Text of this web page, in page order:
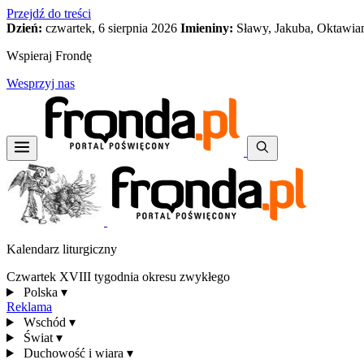
Przejdź do treści
Dzień: czwartek, 6 sierpnia 2026 Imieniny: Sławy, Jakuba,
Wspieraj Frondę
Wesprzyj nas
Kalendarz liturgiczny
Czwartek XVIII tygodnia okresu zwykłego
Polska ▾
Reklama
Wschód ▾
Świat ▾
Duchowość i wiara ▾